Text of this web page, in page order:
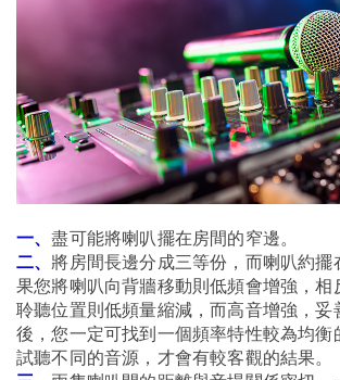
一、盡可能將喇叭擺在房間的窄邊。
二、將房間長邊分成三等份，而喇叭約擺
果您將喇叭向背牆移動則低頻會增強，相
聆聽位置則低頻量縮減，而高音增強，妥
後，您一定可找到一個頻率特性較為均衡
試聽不同的音源，才會有較客觀的結果。